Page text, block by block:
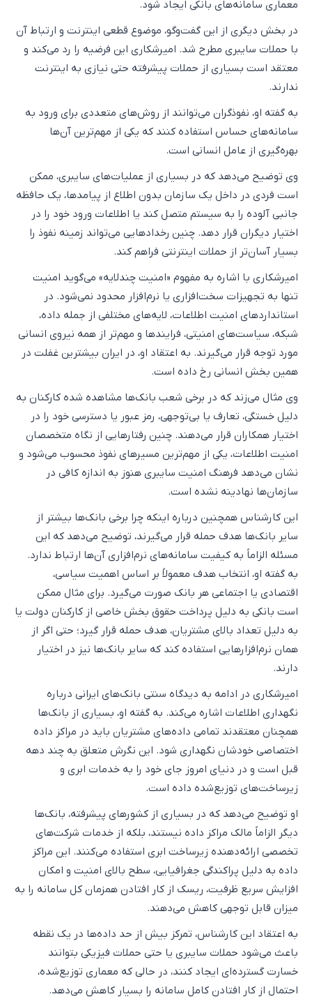
معماری سامانه‌های بانکی ایجاد شود.
در بخش دیگری از این گفت‌وگو، موضوع قطعی اینترنت و ارتباط آن
با حملات سایبری مطرح شد. امیرشکاری این فرضیه را رد می‌کند و
معتقد است بسیاری از حملات پیشرفته حتی نیازی به اینترنت
ندارند.
به گفته او، نفوذگران می‌توانند از روش‌های متعددی برای ورود به
سامانه‌های حساس استفاده کنند که یکی از مهم‌ترین آن‌ها
بهره‌گیری از عامل انسانی است.
وی توضیح می‌دهد که در بسیاری از عملیات‌های سایبری، ممکن
است فردی در داخل یک سازمان بدون اطلاع از پیامدها، یک حافظه
جانبی آلوده را به سیستم متصل کند یا اطلاعات ورود خود را در
اختیار دیگران قرار دهد. چنین رخدادهایی می‌تواند زمینه نفوذ را
بسیار آسان‌تر از حملات اینترنتی فراهم کند.
امیرشکاری با اشاره به مفهوم «امنیت چندلایه» می‌گوید امنیت
تنها به تجهیزات سخت‌افزاری یا نرم‌افزار محدود نمی‌شود. در
استانداردهای امنیت اطلاعات، لایه‌های مختلفی از جمله داده،
شبکه، سیاست‌های امنیتی، فرایندها و مهم‌تر از همه نیروی انسانی
مورد توجه قرار می‌گیرند. به اعتقاد او، در ایران بیشترین غفلت در
همین بخش انسانی رخ داده است.
وی مثال می‌زند که در برخی شعب بانک‌ها مشاهده شده کارکنان به
دلیل خستگی، تعارف یا بی‌توجهی، رمز عبور یا دسترسی خود را در
اختیار همکاران قرار می‌دهند. چنین رفتارهایی از نگاه متخصصان
امنیت اطلاعات، یکی از مهم‌ترین مسیرهای نفوذ محسوب می‌شود و
نشان می‌دهد فرهنگ امنیت سایبری هنوز به اندازه کافی در
سازمان‌ها نهادینه نشده است.
این کارشناس همچنین درباره اینکه چرا برخی بانک‌ها بیشتر از
سایر بانک‌ها هدف حمله قرار می‌گیرند، توضیح می‌دهد که این
مسئله الزاماً به کیفیت سامانه‌های نرم‌افزاری آن‌ها ارتباط ندارد.
به گفته او، انتخاب هدف معمولاً بر اساس اهمیت سیاسی،
اقتصادی یا اجتماعی هر بانک صورت می‌گیرد. برای مثال ممکن
است بانکی به دلیل پرداخت حقوق بخش خاصی از کارکنان دولت یا
به دلیل تعداد بالای مشتریان، هدف حمله قرار گیرد؛ حتی اگر از
همان نرم‌افزارهایی استفاده کند که سایر بانک‌ها نیز در اختیار
دارند.
امیرشکاری در ادامه به دیدگاه سنتی بانک‌های ایرانی درباره
نگهداری اطلاعات اشاره می‌کند. به گفته او، بسیاری از بانک‌ها
همچنان معتقدند تمامی داده‌های مشتریان باید در مراکز داده
اختصاصی خودشان نگهداری شود. این نگرش متعلق به چند دهه
قبل است و در دنیای امروز جای خود را به خدمات ابری و
زیرساخت‌های توزیع‌شده داده است.
او توضیح می‌دهد که در بسیاری از کشورهای پیشرفته، بانک‌ها
دیگر الزاماً مالک مراکز داده نیستند، بلکه از خدمات شرکت‌های
تخصصی ارائه‌دهنده زیرساخت ابری استفاده می‌کنند. این مراکز
داده به دلیل پراکندگی جغرافیایی، سطح بالای امنیت و امکان
افزایش سریع ظرفیت، ریسک از کار افتادن همزمان کل سامانه را به
میزان قابل توجهی کاهش می‌دهند.
به اعتقاد این کارشناس، تمرکز بیش از حد داده‌ها در یک نقطه
باعث می‌شود حملات سایبری یا حتی حملات فیزیکی بتوانند
خسارت گسترده‌ای ایجاد کنند، در حالی که معماری توزیع‌شده،
احتمال از کار افتادن کامل سامانه را بسیار کاهش می‌دهد.